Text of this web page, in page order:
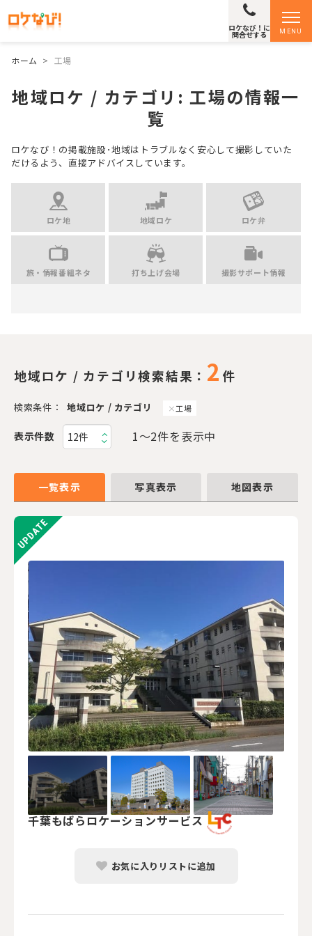
MENU
ロケなび！に
問合せする
ホーム > 工場
地域ロケ / カテゴリ:工場の情報一
覧
ロケなび！の掲載施設･地域はトラブルなく安心して撮影していた
だけるよう、直接アドバイスしています。
ロケ地 地域ロケ ロケ弁
旅・情報番組ネタ 打ち上げ会場 撮影サポート情報
地域ロケ / カテゴリ検索結果： 2 件
検索条件： 地域ロケ / カテゴリ 工場
表示件数 1〜2件を表示中
一覧表示 写真表示 地図表示
千葉もばらロケーションサービス
お気に入りリストに追加